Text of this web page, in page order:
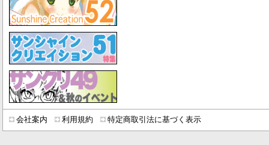
会社案内 利用規約 特定商取引法に基づく表示